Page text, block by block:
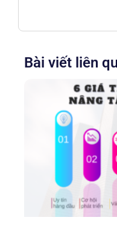
Bài viết liên